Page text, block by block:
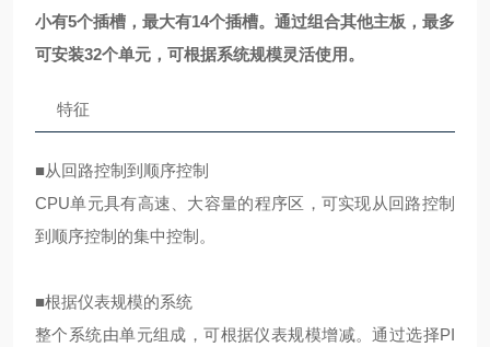
小有5个插槽，最大有14个插槽。通过组合其他主板，最多
可安装32个单元，可根据系统规模灵活使用。
特征
■从回路控制到顺序控制
CPU单元具有高速、大容量的程序区，可实现从回路控制
到顺序控制的集中控制。
■根据仪表规模的系统
整个系统由单元组成，可根据仪表规模增减。通过选择PI